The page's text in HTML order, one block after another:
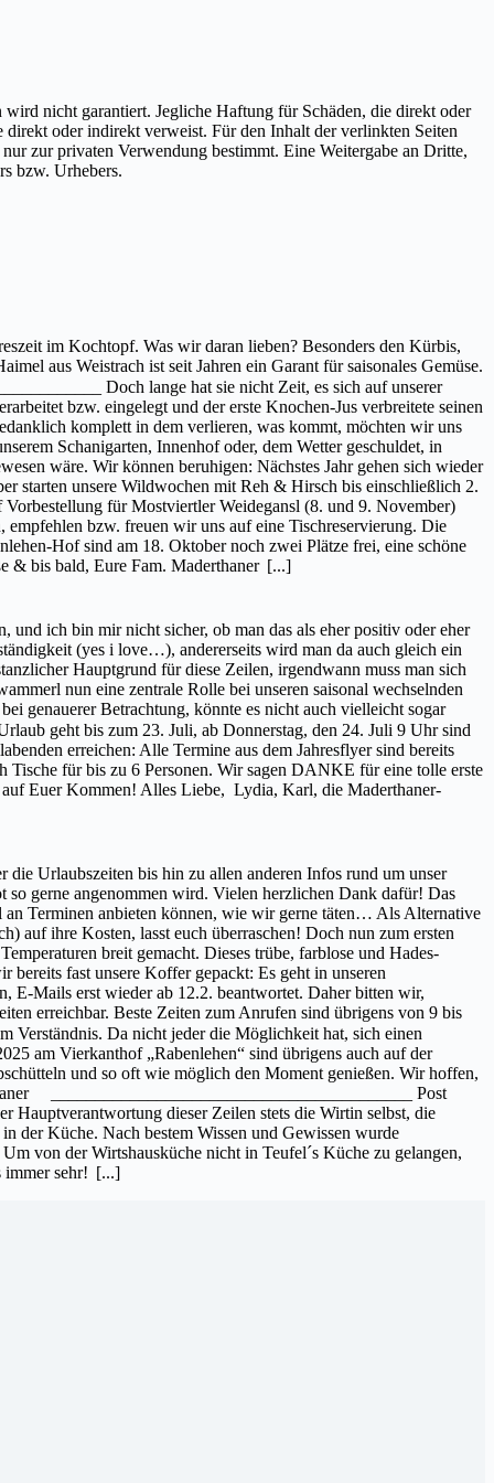
nicht garantiert. Jegliche Haftung für Schäden, die direkt oder
direkt oder indirekt verweist. Für den Inhalt der verlinkten Seiten
zur privaten Verwendung bestimmt. Eine Weitergabe an Dritte,
bzw. Urhebers.
im Kochtopf. Was wir daran lieben? Besonders den Kürbis,
aus Weistrach ist seit Jahren ein Garant für saisonales Gemüse.
Doch lange hat sie nicht Zeit, es sich auf unserer
bzw. eingelegt und der erste Knochen-Jus verbreitete seinen
komplett in dem verlieren, was kommt, möchten wir uns
Schanigarten, Innenhof oder, dem Wetter geschuldet, in
wäre. Wir können beruhigen: Nächstes Jahr gehen sich wieder
starten unsere Wildwochen mit Reh & Hirsch bis einschließlich 2.
für Mostviertler Weidegansl (8. und 9. November)
bzw. freuen wir uns auf eine Tischreservierung. Die
Hof sind am 18. Oktober noch zwei Plätze frei, eine schöne
& bis bald, Eure Fam. Maderthaner [...]
und ich bin mir nicht sicher, ob man das als eher positiv oder eher
(yes i love…), andererseits wird man da auch gleich ein
Hauptgrund für diese Zeilen, irgendwann muss man sich
nun eine zentrale Rolle bei unseren saisonal wechselnden
genauerer Betrachtung, könnte es nicht auch vielleicht sogar
geht bis zum 23. Juli, ab Donnerstag, den 24. Juli 9 Uhr sind
erreichen: Alle Termine aus dem Jahresflyer sind bereits
Tische für bis zu 6 Personen. Wir sagen DANKE für eine tolle erste
auf Euer Kommen! Alles Liebe, Lydia, Karl, die Maderthaner-
die Urlaubszeiten bis hin zu allen anderen Infos rund um unser
so gerne angenommen wird. Vielen herzlichen Dank dafür! Das
Terminen anbieten können, wie wir gerne täten… Als Alternative
auf ihre Kosten, lasst euch überraschen! Doch nun zum ersten
breit gemacht. Dieses trübe, farblose und Hades-
bereits fast unsere Koffer gepackt: Es geht in unseren
E-Mails erst wieder ab 12.2. beantwortet. Daher bitten wir,
erreichbar. Beste Zeiten zum Anrufen sind übrigens von 9 bis
Verständnis. Da nicht jeder die Möglichkeit hat, sich einen
am Vierkanthof „Rabenlehen“ sind übrigens auch auf der
und so oft wie möglich den Moment genießen. Wir hoffen,
_________________________________________ Post
Hauptverantwortung dieser Zeilen stets die Wirtin selbst, die
der Küche. Nach bestem Wissen und Gewissen wurde
von der Wirtshausküche nicht in Teufel´s Küche zu gelangen,
immer sehr! [...]